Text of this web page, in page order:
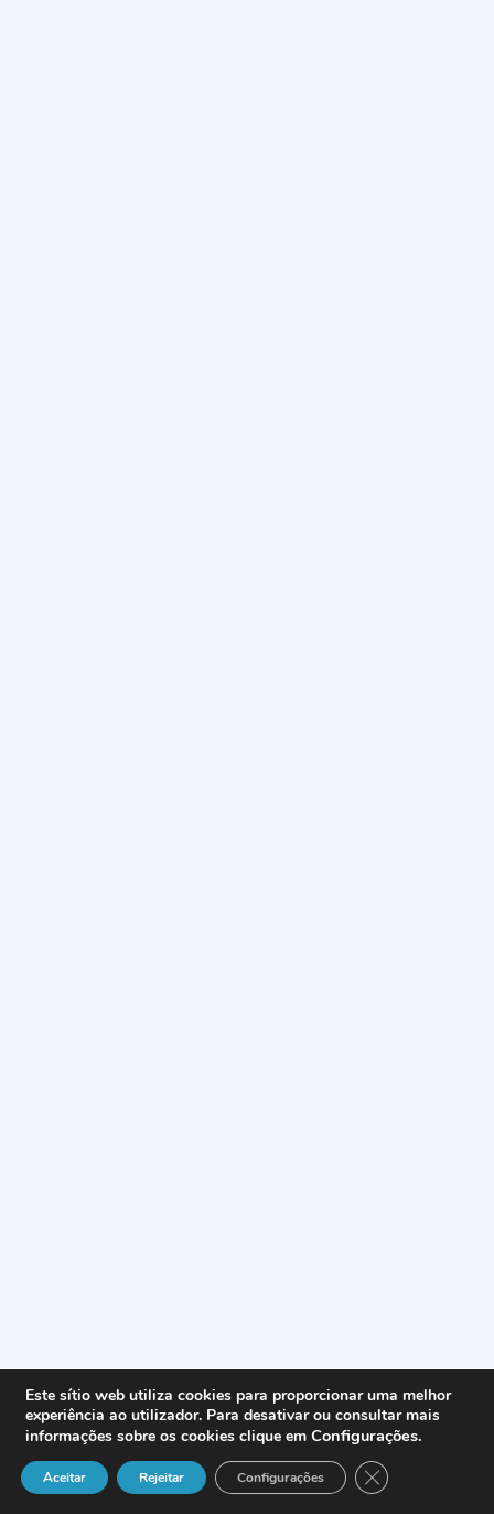
Este sítio web utiliza cookies para proporcionar uma melhor
experiência ao utilizador. Para desativar ou consultar mais
informações sobre os cookies clique em Configurações.
Aceitar Rejeitar Configurações Close GDPR